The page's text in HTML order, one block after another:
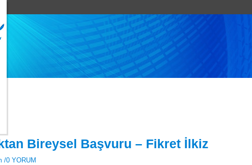
Bireysel Başvuru – Fikret İlkiz
/0 YORUM